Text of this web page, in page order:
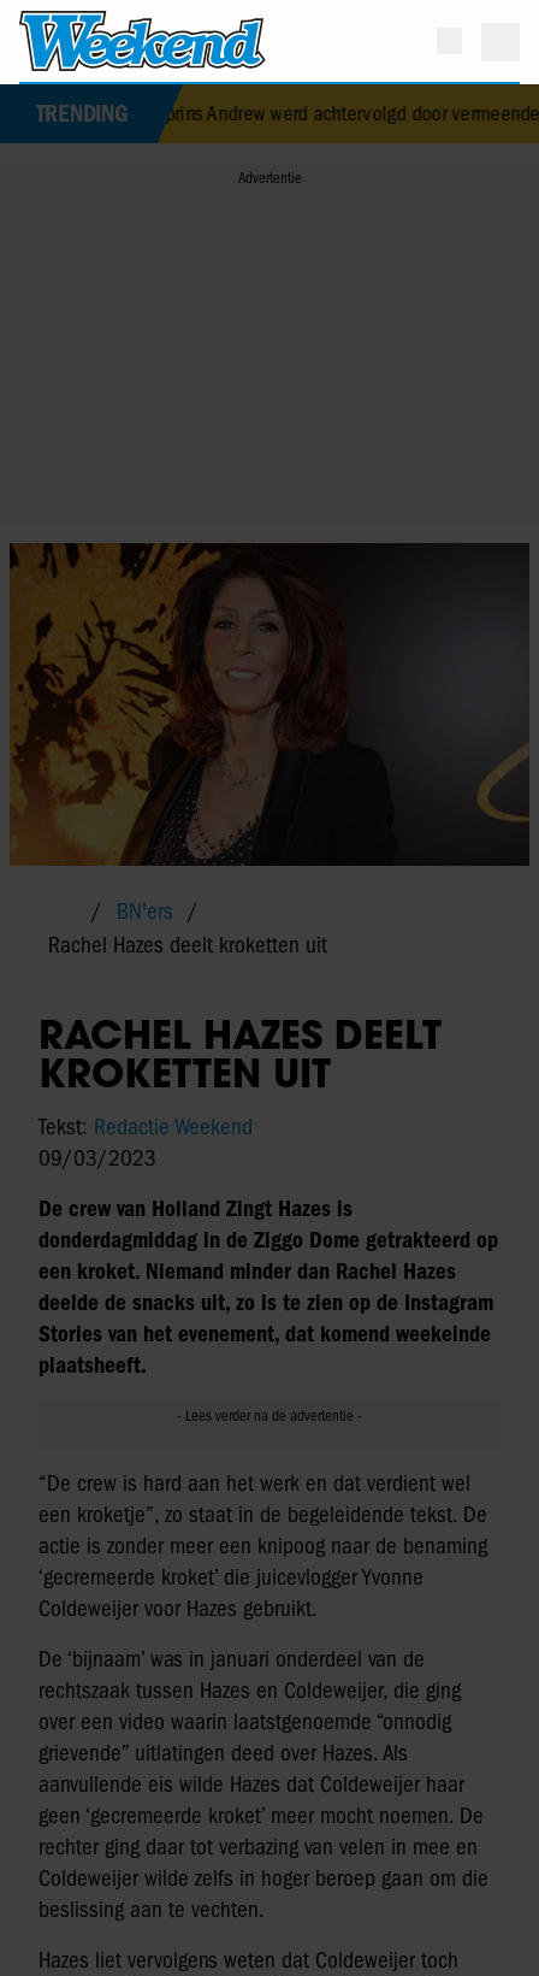
TRENDING
prins Andrew werd achtervolgd door vermeende stalker met
BN'ers
Rachel Hazes deelt kroketten uit
RACHEL HAZES DEELT
KROKETTEN UIT
Tekst: Redactie Weekend
09/03/2023
De crew van Holland Zingt Hazes is
donderdagmiddag in de Ziggo Dome getrakteerd op
een kroket. Niemand minder dan Rachel Hazes
deelde de snacks uit, zo is te zien op de Instagram
Stories van het evenement, dat komend weekeinde
plaatsheeft.
“De crew is hard aan het werk en dat verdient wel
een kroketje”, zo staat in de begeleidende tekst. De
actie is zonder meer een knipoog naar de benaming
‘gecremeerde kroket’ die juicevlogger Yvonne
Coldeweijer voor Hazes gebruikt.
De ‘bijnaam’ was in januari onderdeel van de
rechtszaak tussen Hazes en Coldeweijer, die ging
over een video waarin laatstgenoemde “onnodig
grievende” uitlatingen deed over Hazes. Als
aanvullende eis wilde Hazes dat Coldeweijer haar
geen ‘gecremeerde kroket’ meer mocht noemen. De
rechter ging daar tot verbazing van velen in mee en
Coldeweijer wilde zelfs in hoger beroep gaan om die
beslissing aan te vechten.
Hazes liet vervolgens weten dat Coldeweijer toch